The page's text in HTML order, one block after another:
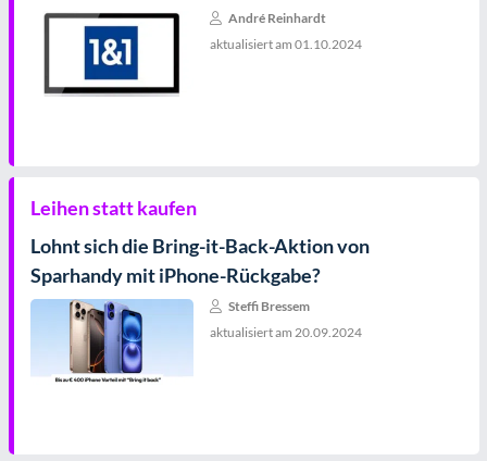
André Reinhardt
aktualisiert am 01.10.2024
Leihen statt kaufen
Lohnt sich die Bring-it-Back-Aktion von
Sparhandy mit iPhone-Rückgabe?
Steffi Bressem
aktualisiert am 20.09.2024